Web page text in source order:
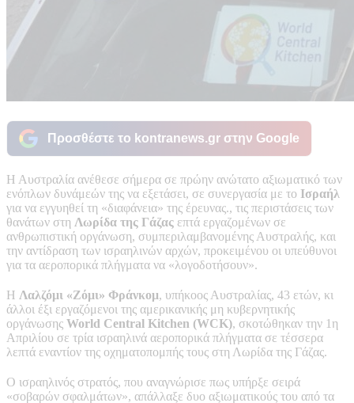
Προσθέστε το kontranews.gr στην Google
Η Αυστραλία ανέθεσε σήμερα σε πρώην ανώτατο αξιωματικό των
ενόπλων δυνάμεών της να εξετάσει, σε συνεργασία με το Ισραήλ
για να εγγυηθεί τη «διαφάνεια» της έρευνας., τις περιστάσεις των
θανάτων στη Λωρίδα της Γάζας επτά εργαζομένων σε
ανθρωπιστική οργάνωση, συμπεριλαμβανομένης Αυστραλής, και
την αντίδραση των ισραηλινών αρχών, προκειμένου οι υπεύθυνοι
για τα αεροπορικά πλήγματα να «λογοδοτήσουν».
Η Λαλζόμι «Ζόμι» Φράνκομ, υπήκοος Αυστραλίας, 43 ετών, κι
άλλοι έξι εργαζόμενοι της αμερικανικής μη κυβερνητικής
οργάνωσης World Central Kitchen (WCK), σκοτώθηκαν την 1η
Απριλίου σε τρία ισραηλινά αεροπορικά πλήγματα σε τέσσερα
λεπτά εναντίον της οχηματοπομπής τους στη Λωρίδα της Γάζας.
Ο ισραηλινός στρατός, που αναγνώρισε πως υπήρξε σειρά
«σοβαρών σφαλμάτων», απάλλαξε δυο αξιωματικούς του από τα